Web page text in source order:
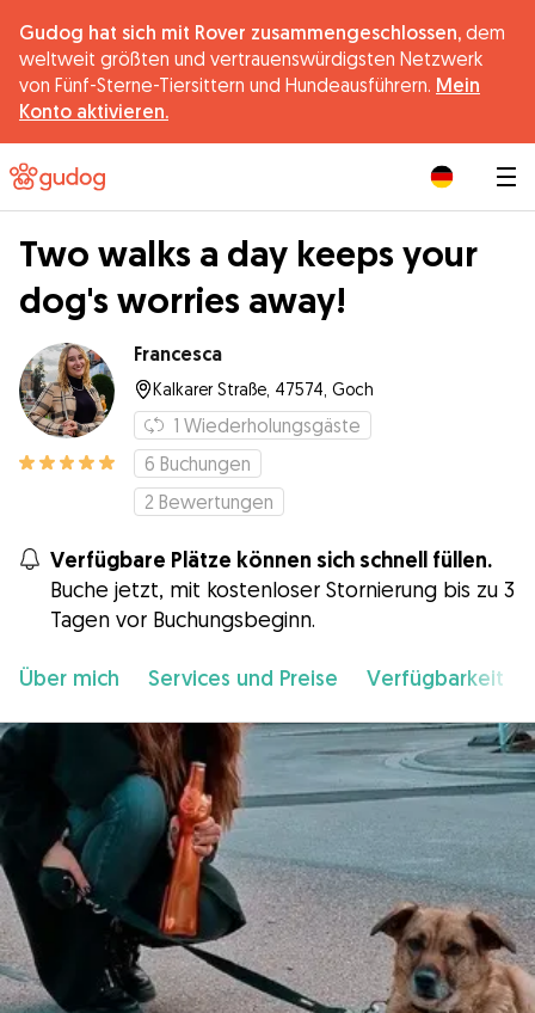
Gudog hat sich mit Rover zusammengeschlossen, dem
weltweit größten und vertrauenswürdigsten Netzwerk
von Fünf-Sterne-Tiersittern und Hundeausführern. Mein
Konto aktivieren.
Two walks a day keeps your
dog's worries away!
Francesca
Kalkarer Straße, 47574, Goch
1 Wiederholungsgäste
6 Buchungen
2 Bewertungen
Verfügbare Plätze können sich schnell füllen.
Buche jetzt, mit kostenloser Stornierung bis zu 3
Tagen vor Buchungsbeginn.
Über mich Services und Preise Verfügbarkeit